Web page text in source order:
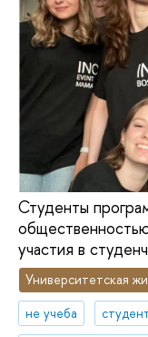
Студенты
участия в
Университетская
не учеба